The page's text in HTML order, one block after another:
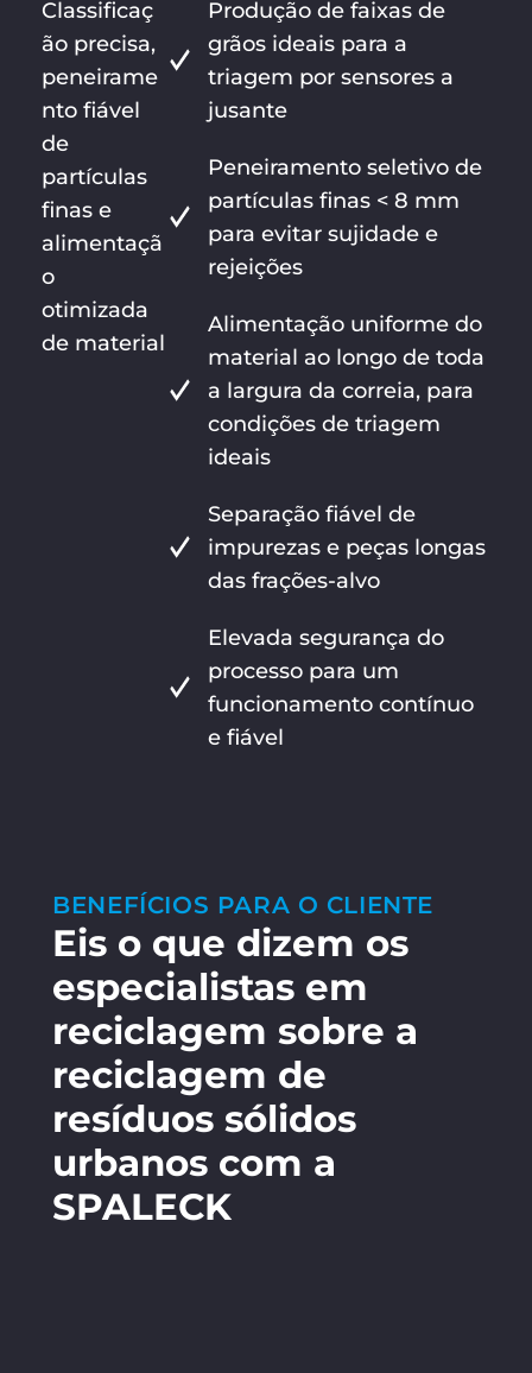
Classificaç
ão precisa,
peneirame
nto fiável
de
partículas
finas e
alimentaçã
o
otimizada
de material
Produção de faixas de
grãos ideais para a
triagem por sensores a
jusante
Peneiramento seletivo de
partículas finas < 8 mm
para evitar sujidade e
rejeições
Alimentação uniforme do
material ao longo de toda
a largura da correia, para
condições de triagem
ideais
Separação fiável de
impurezas e peças longas
das frações-alvo
Elevada segurança do
processo para um
funcionamento contínuo
e fiável
BENEFÍCIOS PARA O CLIENTE
Eis o que dizem os
especialistas em
reciclagem sobre a
reciclagem de
resíduos sólidos
urbanos com a
SPALECK